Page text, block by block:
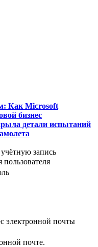
Как Microsoft
бизнес
детали испытаний
запись
электронной почты
почте.